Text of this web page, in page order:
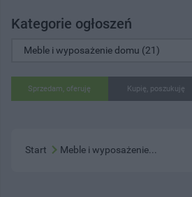
Kategorie ogłoszeń
Sprzedam, oferuję Kupię, poszukuję
Start Meble i wyposażenie...